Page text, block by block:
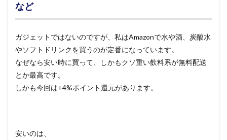
など
ガジェットではないのですが、私はAmazonで水や酒、炭酸水
やソフトドリンクを買うのが定番になっています。
なぜなら安い時に買って、しかもクソ重い飲料系が無料配送
とか最高です。
しかも今回は+4%ポイント還元があります。
安いのは、